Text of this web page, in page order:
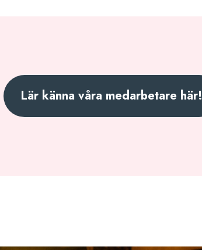
Lär känna våra medarbetare här!